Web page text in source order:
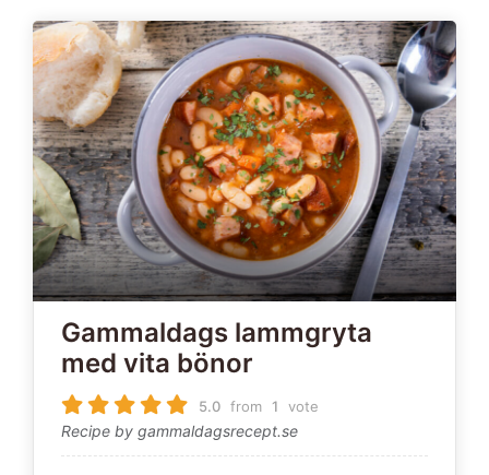
Gammaldags lammgryta
med vita bönor
5.0 from 1 vote
Recipe by gammaldagsrecept.se